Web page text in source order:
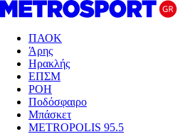
ΠΑΟΚ
Άρης
Ηρακλής
ΕΠΣΜ
ΡΟΗ
Ποδόσφαιρο
Μπάσκετ
METROPOLIS 95.5